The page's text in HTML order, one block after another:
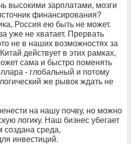
высокими зарплатами, мозги
финансирования?
Россия ею быть не может.
уже не хватает. Прервать
не в наших возможностях за
действует в этих рамках,
сама и быстро поменять
- глобальный и потому
же рывок ждать не
на нашу почву, но можно
логику. Наш бизнес убегает
создана среда,
инвестиций.